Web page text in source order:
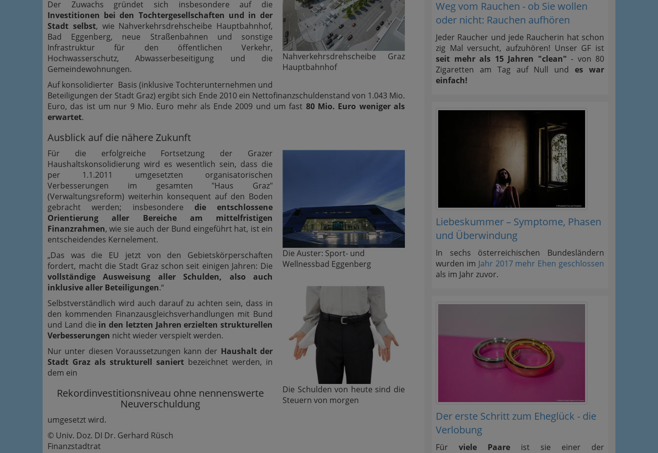
Nahverkehrsdrehscheibe Graz
Hauptbahnhof
Der Zuwachs gründet sich insbesondere auf die
Investitionen bei den Tochtergesellschaften und in der
Stadt selbst, wie Nahverkehrsdrehscheibe Hauptbahnhof,
Bad Eggenberg, neue Straßenbahnen und sonstige
Infrastruktur für den öffentlichen Verkehr,
Hochwasserschutz, Abwasserbeseitigung und die
Gemeindewohnungen.
Auf konsolidierter Basis (inklusive Tochterunternehmen und
Beteiligungen der Stadt Graz) ergibt sich Ende 2010 ein Nettofinanzschuldenstand von 1.043 Mio.
Euro, das ist um nur 9 Mio. Euro mehr als Ende 2009 und um fast 80 Mio. Euro weniger als
erwartet.
Ausblick auf die nähere Zukunft
Die Auster: Sport- und
Wellnessbad Eggenberg
Für die erfolgreiche Fortsetzung der Grazer
Haushaltskonsolidierung wird es wesentlich sein, dass die
per 1.1.2011 umgesetzten organisatorischen
Verbesserungen im gesamten "Haus Graz"
(Verwaltungsreform) weiterhin konsequent auf den Boden
gebracht werden; insbesondere die entschlossene
Orientierung aller Bereiche am mittelfristigen
Finanzrahmen, wie sie auch der Bund eingeführt hat, ist ein
entscheidendes Kernelement.
Die Schulden von heute sind die
Steuern von morgen
„Das was die EU jetzt von den Gebietskörperschaften
fordert, macht die Stadt Graz schon seit einigen Jahren: Die
vollständige Ausweisung aller Schulden, also auch
inklusive aller Beteiligungen.“
Selbstverständlich wird auch darauf zu achten sein, dass in
den kommenden Finanzausgleichsverhandlungen mit Bund
und Land die in den letzten Jahren erzielten strukturellen
Verbesserungen nicht wieder verspielt werden.
Nur unter diesen Voraussetzungen kann der Haushalt der
Stadt Graz als strukturell saniert bezeichnet werden, in
dem ein
Rekordinvestitionsniveau ohne nennenswerte
Neuverschuldung
umgesetzt wird.
© Univ. Doz. DI Dr. Gerhard Rüsch
Finanzstadtrat
Weg vom Rauchen - ob Sie wollen
oder nicht: Rauchen aufhören
Jeder Raucher und jede Raucherin hat schon
zig Mal versucht, aufzuhören! Unser GF ist
seit mehr als 15 Jahren "clean" - von 80
Zigaretten am Tag auf Null undes war
einfach!
Liebeskummer – Symptome, Phasen
und Überwindung
In sechs österreichischen Bundesländern
wurden im Jahr 2017 mehr Ehen geschlossen
als im Jahr zuvor.
Der erste Schritt zum Eheglück - die
Verlobung
Für viele Paare ist sie einer der